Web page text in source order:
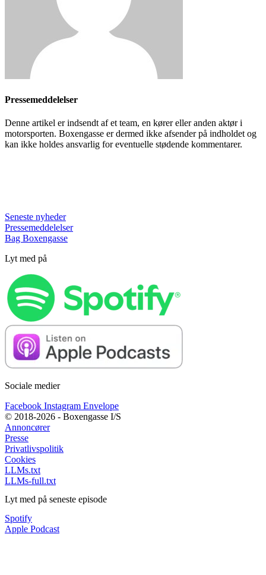
Pressemeddelelser
Denne artikel er indsendt af et team, en kører eller anden aktør i
motorsporten. Boxengasse er dermed ikke afsender på indholdet og
kan ikke holdes ansvarlig for eventuelle stødende kommentarer.
Seneste nyheder
Pressemeddelelser
Bag Boxengasse
Lyt med på
Sociale medier
Facebook Instagram Envelope
© 2018-2026 - Boxengasse I/S
Annoncører
Presse
Privatlivspolitik
Cookies
LLMs.txt
LLMs-full.txt
Lyt med på seneste episode
Spotify
Apple Podcast